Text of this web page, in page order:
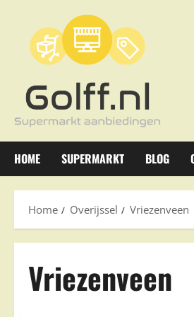
inhoud
HOME SUPERMARKT BLOG
Home Overijssel Vriezenveen
Vriezenveen